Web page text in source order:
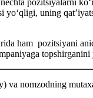
uning
ham pozitsiyani
topshirganini
va nomzodning